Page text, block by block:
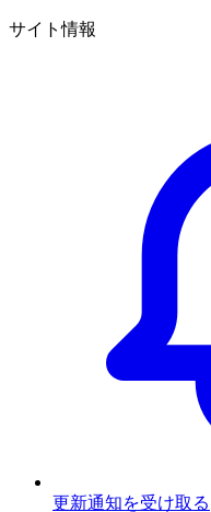
サイト情報
更新通知を受け取る